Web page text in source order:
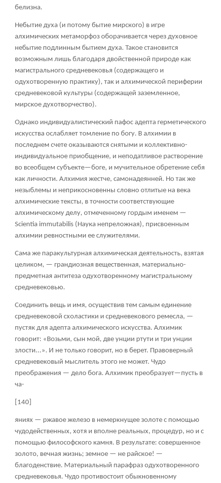
белизна.
Небытие духа (и потому бытие мирского) в игре
алхимических метаморфоз оборачивается через духовное
небытие подлинным бытием духа. Такое становится
возможным лишь благодаря двойственной природе как
магистрального средневековья (содержащего и
одухотворенную практику), так и алхимической периферии
средневековой культуры (содержащей заземленное,
мирское духотворчество).
Однако индивидуалистический пафос адепта герметического
искусства ослабляет томление по богу. В алхимии в
последнем счете оказываются снятыми и коллективно-
индивидуальное приобщение, и неподатливое растворение
во всеобщем субъекте—боге, и мучительное обретение себя
как личности. Алхимия жестче, самонадеянней. Но так же
незыблемы и неприкосновенны словно отлитые на века
алхимические тексты, в точности соответствующие
алхимическому делу, отмеченному гордым именем —
Scientia immutabilis (Наука непреложная), присвоенным
алхимии ревностными ее служителями.
Сама же паракультурная алхимическая деятельность, взятая
целиком, — грандиозная вещественная, материально-
предметная антитеза одухотворенному магистральному
средневековью.
Соединить вещь и имя, осуществив тем самым единение
средневековой схоластики и средневекового ремесла, —
пустяк для адепта алхимического искусства. Алхимик
говорит: «Возьми, сын мой, две унции ртути и три унции
злости...». И не только говорит, но в берет. Правоверный
средневековый мыслитель этого не может. Чудо
преображения — дело бога. Алхимик преобразует—пусть в
ча-
[140]
яниях — ржавое железо в немеркнущее золоте с помощью
чудодейственных, хотя и вполне реальных, процедур, но и с
помощью философского камня. В результате: совершенное
золото, вечная жизнь; земное — не райское! —
благоденствие. Материальный парафраз одухотворенного
средневековья. Чудо противостоит обыкновенному